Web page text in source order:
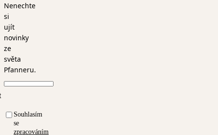
Nenechte
si
ujít
novinky
ze
světa
Pfanneru.
Souhlasím
se
zpracováním